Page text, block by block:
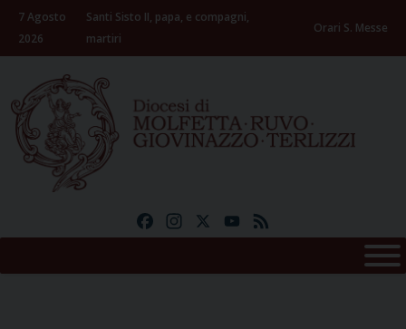
Skip
content
7 Agosto
2026
Santi Sisto II, papa, e compagni,
martiri
Orari S. Messe
FacebookInstagramYouTube